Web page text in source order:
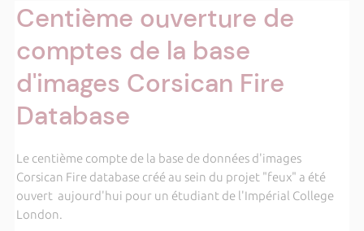
Centième ouverture de
comptes de la base
d'images Corsican Fire
Database
Le centième compte de la base de données d'images
Corsican Fire database créé au sein du projet "feux" a été
ouvert aujourd'hui pour un étudiant de l'Impérial College
London.